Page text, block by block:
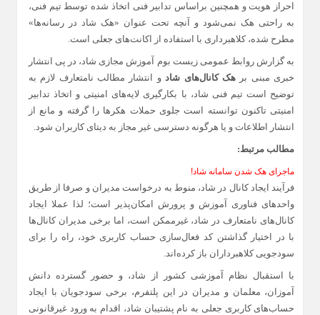
احراز هویت و همچنین براساس تدابیر فنی اتخاذ شده توسط تیم فنی،
به راحتی هک نمی‌شود و آنچه تحت عنوان «هک شاد در رسانه‌ها»
مطرح شده، کلاهبرداری با استفاده از اکانت‌های جعلی است.
به گزارش روابط عمومی زیست بوم آموزش مجازی شاد، در پی انتشار
خبری مبنی بر هک کانال‌های شادو انتشار مطالب نامتعارف لازم به
توضیح است تیم فنی شاد، با بکارگیری لایه‌های امنیتی و اتخاذ تدابیر
امنیتی تاکنون توانسته است جلوی حملات هکرها را گرفته و مانع از
انتشار اطلاعات و یا هرگونه دسترسی غیر مجاز به دیتای کاربران شود.
مطالب مرتبط:
ماجرای هک شدن سامانه شاد!
فرآیند ایجاد کانال در شاد، منوط به درخواست مدیران و صرفا از طریق
واحدهای فناوری آموزش و پرورش امکان‌پذیر است؛ لذا عملا ایجاد
کانال‌های نامتعارف در شاد، غیرممکن است، اما برخی مدیران کانال‌ها
با در اختیار گذاشتن کد فعال‌سازی حساب کاربری خود، راه را برای
سودجویی کلاهبرداران باز کرده‌اند.
با استقبال نظام آموزشی کشور از شاد، و حضور گسترده دانش
آموزان، معلمان و مدیران در این پلتفرم، برخی سودجویان با ایجاد
حساب‌های کاربری جعلی به نام پشتیبان شاد، اقدام به ورود غیرقانونی